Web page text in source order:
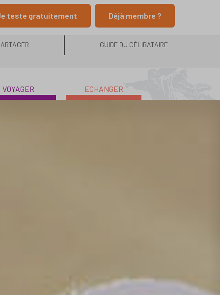
teste gratuitement Déjà membre ?
GUIDE DU CÉLIBATAIRE
VOYAGER ECHANGER